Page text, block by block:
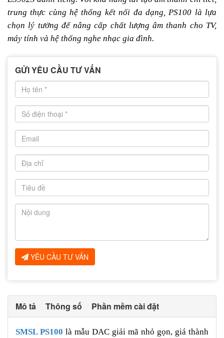
trung thực cùng hệ thống kết nối đa dạng, PS100 là lựa
chọn lý tưởng để nâng cấp chất lượng âm thanh cho TV,
máy tính và hệ thống nghe nhạc gia đình.
GỬI YÊU CẦU TƯ VẤN
YÊU CẦU TƯ VẤN
Mô tả Thông số Phần mềm cài đặt
SMSL PS100 là mẫu DAC giải mã nhỏ gọn, giá thành